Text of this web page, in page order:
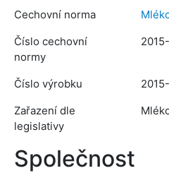
Cechovní norma
Číslo cechovní
normy
Číslo výrobku
Zařazení dle
legislativy
Společnost